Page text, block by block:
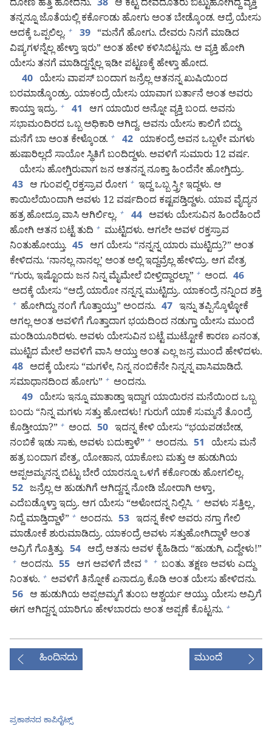
ದೋಣಿ ಹತ್ತಿ ಹೋದನು. 38 ಆ ಕೆಟ್ಟ ದೇವದೂತರು ಬಿಟ್ಟುಹೋಗಿದ್ದ ವ್ಯಕ್ತಿ
ತನ್ನನ್ನೂ ಜೊತೆಯಲ್ಲಿ ಕರ್ಕೊಂಡು ಹೋಗು ಅಂತ ಬೇಡ್ಕೊಂಡ. ಆದ್ರೆ ಯೇಸು
ಅದಕ್ಕೆ ಒಪ್ಪಲಿಲ್ಲ. + 39 “ಮನೆಗೆ ಹೋಗು. ದೇವರು ನಿನಗೆ ಮಾಡಿದ
ವಿಷ್ಯಗಳನ್ನೆಲ್ಲ ಹೇಳ್ತಾ ಇರು” ಅಂತ ಹೇಳಿ ಕಳಿಸಿಬಿಟ್ಟನು. ಆ ವ್ಯಕ್ತಿ ಹೋಗಿ
ಯೇಸು ತನಗೆ ಮಾಡಿದ್ದನ್ನೆಲ್ಲ ಇಡೀ ಪಟ್ಟಣಕ್ಕೆ ಹೇಳ್ತಾ ಹೋದ.
40 ಯೇಸು ವಾಪಸ್‌ ಬಂದಾಗ ಜನ್ರೆಲ್ಲ ಆತನನ್ನ ಖುಷಿಯಿಂದ
ಬರಮಾಡ್ಕೊಂಡ್ರು. ಯಾಕಂದ್ರೆ ಯೇಸು ಯಾವಾಗ ಬರ್ತಾನೆ ಅಂತ ಅವರು
ಕಾಯ್ತಾ ಇದ್ರು. + 41
ಆಗ ಯಾಯಿರ ಅನ್ನೋ ವ್ಯಕ್ತಿ ಬಂದ. ಅವನು
ಸಭಾಮಂದಿರದ ಒಬ್ಬ ಅಧಿಕಾರಿ ಆಗಿದ್ದ. ಅವನು ಯೇಸು ಕಾಲಿಗೆ ಬಿದ್ದು
ಮನೆಗೆ ಬಾ ಅಂತ ಕೇಳ್ಕೊಂಡ. + 42 ಯಾಕಂದ್ರೆ ಅವನ ಒಬ್ಬಳೇ ಮಗಳು
ಹುಷಾರಿಲ್ಲದೆ ಸಾಯೋ ಸ್ಥಿತಿಗೆ ಬಂದಿದ್ದಳು. ಅವಳಿಗೆ ಸುಮಾರು 12 ವರ್ಷ.
ಯೇಸು ಹೋಗ್ತಿರುವಾಗ ಜನ ಆತನನ್ನ ನೂಕ್ತಾ ಹಿಂದೆನೇ ಹೋಗ್ತಿದ್ರು.
43 ಆ ಗುಂಪಲ್ಲಿ ರಕ್ತಸ್ರಾವ ರೋಗ + ಇದ್ದ ಒಬ್ಬ ಸ್ತ್ರೀ ಇದ್ದಳು. ಆ
ಕಾಯಿಲೆಯಿಂದಾಗಿ ಅವಳು 12 ವರ್ಷದಿಂದ ಕಷ್ಟಪಡ್ತಿದ್ದಳು. ಯಾವ ವೈದ್ಯನ
ಹತ್ರ ಹೋದ್ರೂ ವಾಸಿ ಆಗಿರ್ಲಿಲ್ಲ. + 44 ಅವಳು ಯೇಸುವಿನ ಹಿಂದೆಹಿಂದೆ
ಹೋಗಿ ಆತನ ಬಟ್ಟೆ ತುದಿ + ಮುಟ್ಟಿದಳು. ಆಗಲೇ ಅವಳ ರಕ್ತಸ್ರಾವ
ನಿಂತುಹೋಯ್ತು. 45 ಆಗ ಯೇಸು “ನನ್ನನ್ನ ಯಾರು ಮುಟ್ಟಿದ್ರು?” ಅಂತ
ಕೇಳಿದನು. ‘ನಾನಲ್ಲ ನಾನಲ್ಲ’ ಅಂತ ಅಲ್ಲಿ ಇದ್ದವ್ರೆಲ್ಲ ಹೇಳಿದ್ರು. ಆಗ ಪೇತ್ರ
“ಗುರು, ಇಷ್ಟೊಂದು ಜನ ನಿನ್ನ ಮೈಮೇಲೆ ಬೀಳ್ತಿದ್ದಾರಲ್ಲಾ” + ಅಂದ. 46
ಅದಕ್ಕೆ ಯೇಸು “ಆದ್ರೆ ಯಾರೋ ನನ್ನನ್ನ ಮುಟ್ಟಿದ್ರು. ಯಾಕಂದ್ರೆ ನನ್ನಿಂದ ಶಕ್ತಿ
+ ಹೋಗಿದ್ದು ನಂಗೆ ಗೊತ್ತಾಯ್ತು” ಅಂದನು. 47 ಇನ್ನು ತಪ್ಪಿಸ್ಕೊಳ್ಳೋಕೆ
ಆಗಲ್ಲ ಅಂತ ಅವಳಿಗೆ ಗೊತ್ತಾದಾಗ ಭಯದಿಂದ ನಡುಗ್ತಾ ಯೇಸು ಮುಂದೆ
ಮಂಡಿಯೂರಿದಳು. ಅವಳು ಯೇಸುವಿನ ಬಟ್ಟೆ ಮುಟ್ಟೋಕೆ ಕಾರಣ ಏನಂತ,
ಮುಟ್ಟಿದ ಮೇಲೆ ಅವಳಿಗೆ ವಾಸಿ ಆಯ್ತು ಅಂತ ಎಲ್ಲ ಜನ್ರ ಮುಂದೆ ಹೇಳಿದಳು.
48 ಅದಕ್ಕೆ ಯೇಸು “ಮಗಳೇ, ನಿನ್ನ ನಂಬಿಕೆನೇ ನಿನ್ನನ್ನ ವಾಸಿಮಾಡಿದೆ.
ಸಮಾಧಾನದಿಂದ ಹೋಗು” + ಅಂದನು.
49 ಯೇಸು ಇನ್ನೂ ಮಾತಾಡ್ತಾ ಇದ್ದಾಗ ಯಾಯಿರನ ಮನೆಯಿಂದ ಒಬ್ಬ
ಬಂದು “ನಿನ್ನ ಮಗಳು ಸತ್ತು ಹೋದಳು! ಗುರುಗೆ ಯಾಕೆ ಸುಮ್ಮನೆ ತೊಂದ್ರೆ
ಕೊಡ್ತೀಯಾ?” + ಅಂದ. 50 ಇದನ್ನ ಕೇಳಿ ಯೇಸು “ಭಯಪಡಬೇಡ,
ನಂಬಿಕೆ ಇಡು ಸಾಕು, ಅವಳು ಬದುಕ್ತಾಳೆ” + ಅಂದನು. 51 ಯೇಸು ಮನೆ
ಹತ್ರ ಬಂದಾಗ ಪೇತ್ರ, ಯೋಹಾನ, ಯಾಕೋಬ ಮತ್ತು ಆ ಹುಡುಗಿಯ
ಅಪ್ಪಅಮ್ಮನನ್ನ ಬಿಟ್ಟು ಬೇರೆ ಯಾರನ್ನೂ ಒಳಗೆ ಕರ್ಕೊಂಡು ಹೋಗಲಿಲ್ಲ.
52 ಜನ್ರೆಲ್ಲ ಆ ಹುಡುಗಿಗೆ ಆಗಿದ್ದನ್ನ ನೋಡಿ ಜೋರಾಗಿ ಅಳ್ತಾ,
ಎದೆಬಡ್ಕೊಳ್ತಾ ಇದ್ರು. ಆಗ ಯೇಸು “ಅಳೋದನ್ನ ನಿಲ್ಲಿಸಿ. + ಅವಳು ಸತ್ತಿಲ್ಲ,
ನಿದ್ದೆ ಮಾಡ್ತಿದ್ದಾಳೆ” + ಅಂದನು. 53 ಇದನ್ನ ಕೇಳಿ ಅವರು ನಗ್ತಾ ಗೇಲಿ
ಮಾಡೋಕೆ ಶುರುಮಾಡಿದ್ರು. ಯಾಕಂದ್ರೆ ಅವಳು ಸತ್ತುಹೋಗಿದ್ದಾಳೆ ಅಂತ
ಅವ್ರಿಗೆ ಗೊತ್ತಿತ್ತು. 54 ಆದ್ರೆ ಆತನು ಅವಳ ಕೈಹಿಡಿದು “ಹುಡುಗಿ, ಎದ್ದೇಳು!”
+ ಅಂದನು. 55 ಆಗ ಅವಳಿಗೆ ಜೀವ * + ಬಂತು. ತಕ್ಷಣ ಅವಳು ಎದ್ದು
ನಿಂತಳು. + ಅವಳಿಗೆ ತಿನ್ನೋಕೆ ಏನಾದ್ರೂ ಕೊಡಿ ಅಂತ ಯೇಸು ಹೇಳಿದನು.
56 ಆ ಹುಡುಗಿಯ ಅಪ್ಪಅಮ್ಮಗೆ ತುಂಬ ಆಶ್ಚರ್ಯ ಆಯ್ತು. ಯೇಸು ಅವ್ರಿಗೆ
ಈಗ ಆಗಿದ್ದನ್ನ ಯಾರಿಗೂ ಹೇಳಬಾರದು ಅಂತ ಅಪ್ಪಣೆ ಕೊಟ್ಟನು. +
ಹಿಂದಿನದು ಮುಂದೆ
ಪ್ರಕಾಶನದ ಕಾಪಿರೈಟ್ಸ್‌